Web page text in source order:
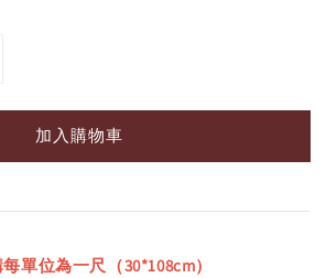
加入購物車
單位為一尺（30*108cm）